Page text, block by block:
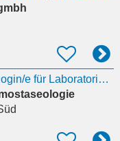
Medizinische/n Technologin/e für Laboratoriumsanalytik MTL (MTLA) (m/w/d)